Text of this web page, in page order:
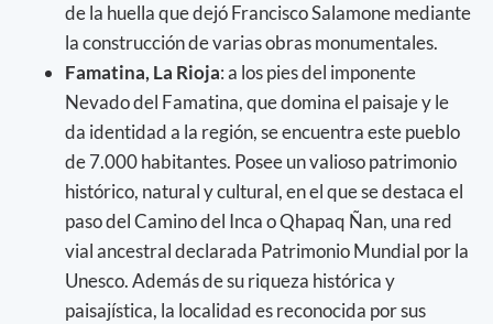
de la huella que dejó Francisco Salamone mediante
la construcción de varias obras monumentales.
Famatina, La Rioja: a los pies del imponente
Nevado del Famatina, que domina el paisaje y le
da identidad a la región, se encuentra este pueblo
de 7.000 habitantes. Posee un valioso patrimonio
histórico, natural y cultural, en el que se destaca el
paso del Camino del Inca o Qhapaq Ñan, una red
vial ancestral declarada Patrimonio Mundial por la
Unesco. Además de su riqueza histórica y
paisajística, la localidad es reconocida por sus